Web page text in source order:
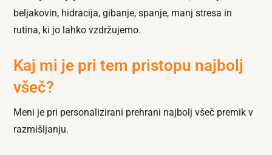
beljakovin, hidracija, gibanje, spanje, manj stresa in
rutina, ki jo lahko vzdržujemo.
Kaj mi je pri tem pristopu najbolj
všeč?
Meni je pri personalizirani prehrani najbolj všeč premik v
razmišljanju.